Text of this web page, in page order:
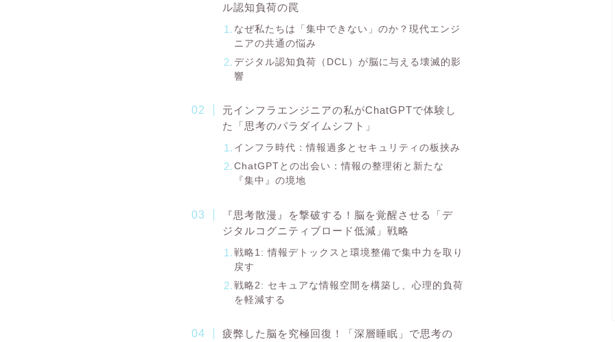
ル認知負荷の罠
なぜ私たちは「集中できない」のか？現代エンジ
ニアの共通の悩み
デジタル認知負荷（DCL）が脳に与える壊滅的影
響
元インフラエンジニアの私がChatGPTで体験し
た「思考のパラダイムシフト」
インフラ時代：情報過多とセキュリティの板挟み
ChatGPTとの出会い：情報の整理術と新たな
『集中』の境地
『思考散漫』を撃破する！脳を覚醒させる「デ
ジタルコグニティブロード低減」戦略
戦略1: 情報デトックスと環境整備で集中力を取り
戻す
戦略2: セキュアな情報空間を構築し、心理的負荷
を軽減する
疲弊した脳を究極回復！「深層睡眠」で思考の